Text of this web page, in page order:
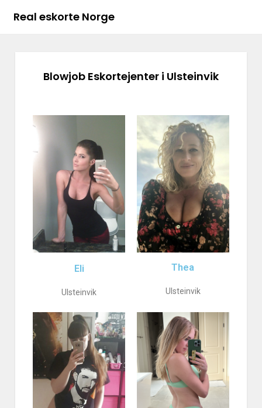
Real eskorte Norge
Blowjob Eskortejenter i Ulsteinvik
Eli
Ulsteinvik
Thea
Ulsteinvik